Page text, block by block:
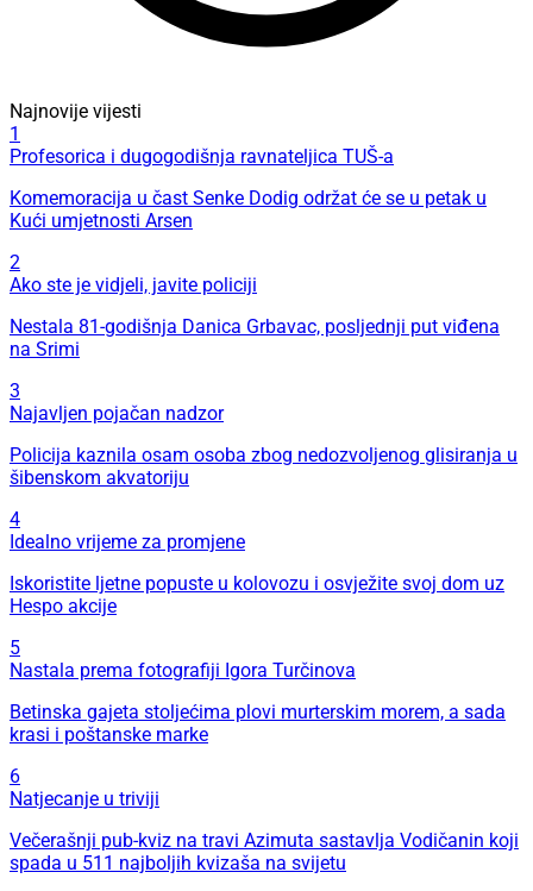
Najnovije vijesti
1
Profesorica i dugogodišnja ravnateljica TUŠ-a
Komemoracija u čast Senke Dodig održat će se u petak u
Kući umjetnosti Arsen
2
Ako ste je vidjeli, javite policiji
Nestala 81-godišnja Danica Grbavac, posljednji put viđena
na Srimi
3
Najavljen pojačan nadzor
Policija kaznila osam osoba zbog nedozvoljenog glisiranja u
šibenskom akvatoriju
4
Idealno vrijeme za promjene
Iskoristite ljetne popuste u kolovozu i osvježite svoj dom uz
Hespo akcije
5
Nastala prema fotografiji Igora Turčinova
Betinska gajeta stoljećima plovi murterskim morem, a sada
krasi i poštanske marke
6
Natjecanje u triviji
Večerašnji pub-kviz na travi Azimuta sastavlja Vodičanin koji
spada u 511 najboljih kvizaša na svijetu